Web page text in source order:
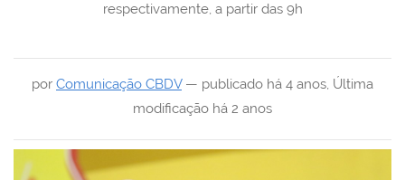
por Comunicação CBDV— publicado há 4 anos, Última
modificação há 2 anos
respectivamente, a partir das 9h